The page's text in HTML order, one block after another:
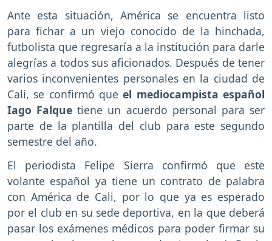
Ante esta situación, América se encuentra listo
para fichar a un viejo conocido de la hinchada,
futbolista que regresaría a la institución para darle
alegrías a todos sus aficionados. Después de tener
varios inconvenientes personales en la ciudad de
Cali, se confirmó queel mediocampista español
Iago Falque tiene un acuerdo personal para ser
parte de la plantilla del club para este segundo
semestre del año.
El periodista Felipe Sierra confirmó que este
volante español ya tiene un contrato de palabra
con América de Cali, por lo que ya es esperado
por el club en su sede deportiva, en la que deberá
pasar los exámenes médicos para poder firmar su